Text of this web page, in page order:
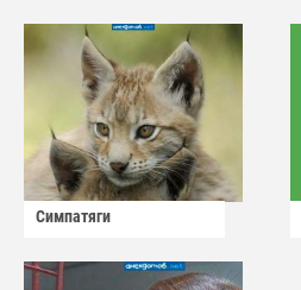
Симпатяги